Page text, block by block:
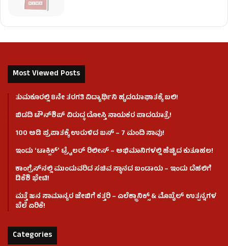
Most Viewed Posts
ತುಮಕೂರಲ್ಲಿ 8ನೇ ತರಗತಿ ವಿದ್ಯಾರ್ಥಿನಿ ಹೃದಯಾಘಾತಕ್ಕೆ ಬಲಿ!
ಬಿಡದಿ ಟೌನ್‌ಶಿಪ್‌ ವಿರುದ್ಧ ದೋಸ್ತಿ ನಾಯಕರ ಪಾದಯಾತ್ರೆ!
100 ಅಡಿ ಪ್ರಪಾತಕ್ಕೆ ಉರುಳಿದ ಬಸ್‌ – 7 ಮಂದಿ ಸಾವು!
ಇಂದು ʻಟಾಕ್ಸಿಕ್ʼ ಟ್ರೈಲರ್ ರಿಲೀಸ್‌ – ಅಭಿಮಾನಿಗಳಲ್ಲಿ ಹೆಚ್ಚಿದ ಕುತೂಹಲ!
ಕಾಂಗ್ರೆಸ್​ನಲ್ಲಿ ಮುಂದುವರಿದ ಸಚಿವ ಸ್ಥಾನದ ಬಂಡಾಯ – ಇಂದು ದೆಹಲಿಗೆ
ಡಿಕೆಶಿ ಭೇಟಿ!
ಮತ್ತೆ ಜನ ಸಾಮಾನ್ಯರ ಜೇಬಿಗೆ ಕತ್ತರಿ – ಎಲೆಕ್ಟ್ರಾನಿಕ್ಸ್ & ಮೊಬೈಲ್ ಉತ್ಪನ್ನಗಳ
ಬೆಲೆ ಏರಿಕೆ!
Categories